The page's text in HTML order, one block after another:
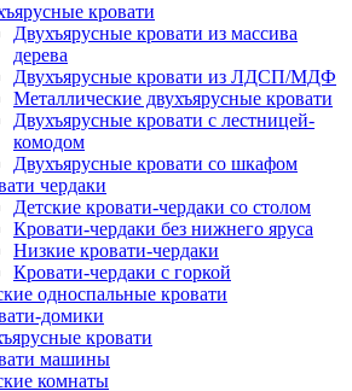
кровати
Двухъярусные кровати из массива
дерева
Двухъярусные кровати из ЛДСП/МДФ
Металлические двухъярусные кровати
Двухъярусные кровати с лестницей-
комодом
Двухъярусные кровати со шкафом
чердаки
Детские кровати-чердаки со столом
Кровати-чердаки без нижнего яруса
Низкие кровати-чердаки
Кровати-чердаки с горкой
односпальные кровати
домики
кровати
машины
комнаты